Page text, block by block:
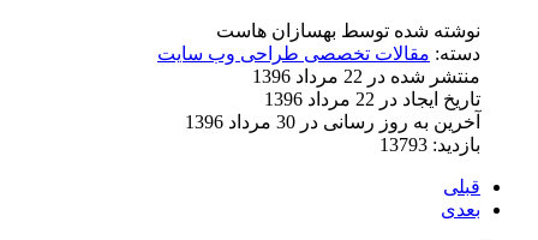
نوشته شده توسط بهسازان هاست
دسته: مقالات تخصصی طراحی وب سایت
منتشر شده در 22 مرداد 1396
تاریخ ایجاد در 22 مرداد 1396
آخرین به روز رسانی در 30 مرداد 1396
بازدید: 13793
قبلی
بعدی